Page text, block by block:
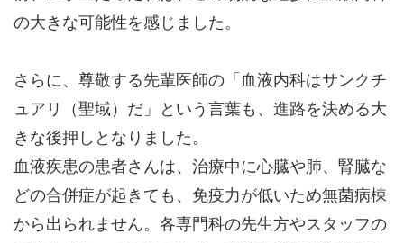
の大きな可能性を感じました。
さらに、尊敬する先輩医師の「血液内科はサンクチ
ュアリ（聖域）だ」という言葉も、進路を決める大
きな後押しとなりました。
血液疾患の患者さんは、治療中に心臓や肺、腎臓な
どの合併症が起きても、免疫力が低いため無菌病棟
から出られません。各専門科の先生方やスタッフの